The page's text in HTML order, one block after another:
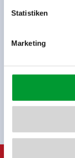
Statistiken
Marketing